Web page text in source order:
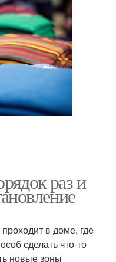
раз и
в доме, где
сделать что-то
новые зоны